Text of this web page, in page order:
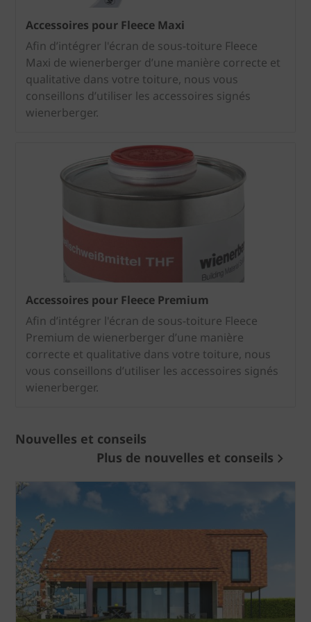
Accessoires pour Fleece Maxi
Afin d’intégrer l'écran de sous-toiture Fleece
Maxi de wienerberger d’une manière correcte et
qualitative dans votre toiture, nous vous
conseillons d’utiliser les accessoires signés
wienerberger.
Accessoires pour Fleece Premium
Afin d’intégrer l'écran de sous-toiture Fleece
Premium de wienerberger d’une manière
correcte et qualitative dans votre toiture, nous
vous conseillons d’utiliser les accessoires signés
wienerberger.
Nouvelles et conseils
Plus de nouvelles et conseils